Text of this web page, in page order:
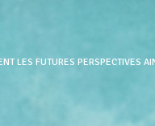
LES FUTURES PERSPECTIVES